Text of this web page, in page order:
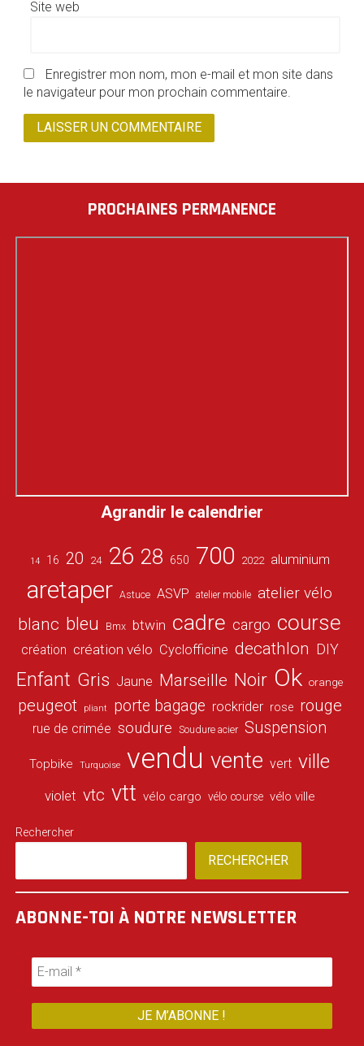
Site web
Enregistrer mon nom, mon e-mail et mon site dans
le navigateur pour mon prochain commentaire.
PROCHAINES PERMANENCE
Agrandir le calendrier
14 16 20 24 26 28 650 700 2022 aluminium
aretaper Astuce ASVP atelier mobile atelier vélo
blanc bleu Bmx btwin cadre cargo course
création création vélo Cyclofficine decathlon DIY
Enfant Gris Jaune Marseille Noir Ok orange
peugeot pliant porte bagage rockrider rose rouge
rue de crimée soudure Soudure acier Suspension
Topbike Turquoise vendu vente vert ville
violet vtc vtt vélo cargo vélo course vélo ville
Rechercher
RECHERCHER
ABONNE-TOI À NOTRE NEWSLETTER